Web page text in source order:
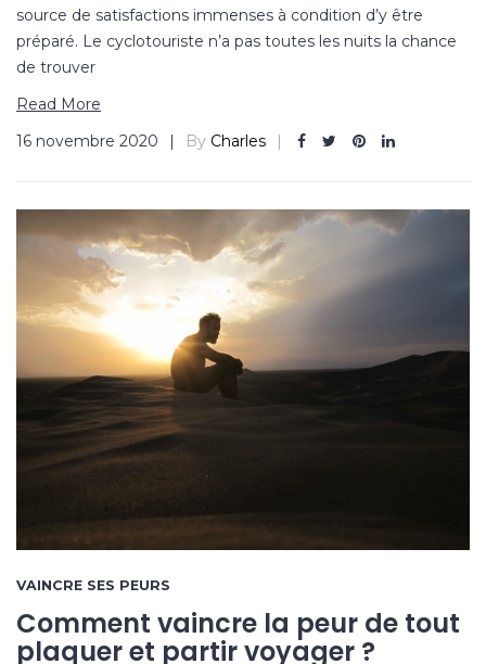
source de satisfactions immenses à condition d’y être
préparé. Le cyclotouriste n’a pas toutes les nuits la chance
de trouver
Read More
16 novembre 2020
By Charles
VAINCRE SES PEURS
Comment vaincre la peur de tout
plaquer et partir voyager ?